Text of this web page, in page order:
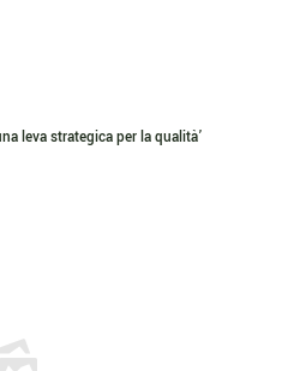
leva strategica per la qualità’